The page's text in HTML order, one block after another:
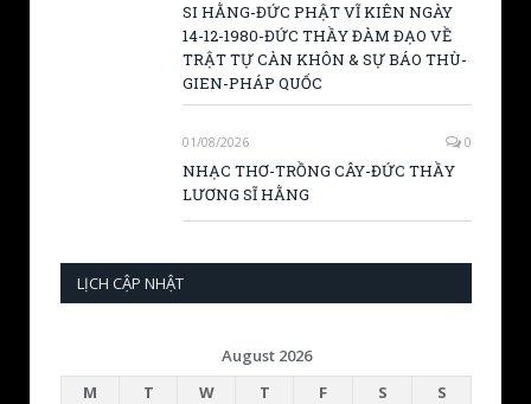
SI HẰNG-ĐỨC PHẬT VĨ KIÊN NGÀY
14-12-1980-ĐỨC THẦY ĐÀM ĐẠO VỀ
TRẬT TỰ CÀN KHÔN & SỰ BÁO THÙ-
GIEN-PHÁP QUỐC
01/08/2026 0
NHẠC THƠ-TRỒNG CÂY-ĐỨC THẦY
LƯƠNG SĨ HẰNG
LỊCH CẬP NHẬT
August 2026
M
T W T F S
S